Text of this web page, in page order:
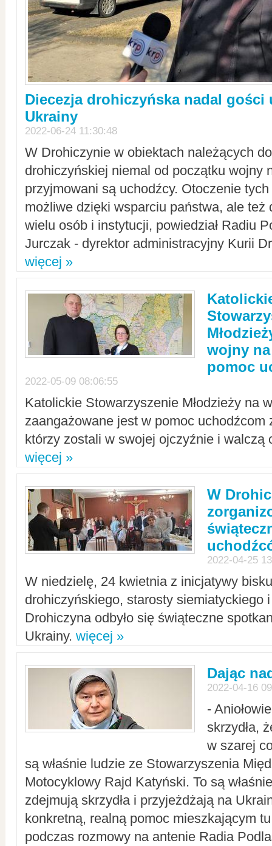
Diecezja drohiczyńska nadal gości
Ukrainy
2022-06-24 11:30:48
W Drohiczynie w obiektach należących
drohiczyńskiej niemal od początku wojny
przyjmowani są uchodźcy. Otoczenie
możliwe dzięki wsparciu państwa, ale też
wielu osób i instytucji, powiedział Radiu
Jurczak - dyrektor administracyjny Kurii
więcej »
wojny
pomoc
2022-05-09 08:06:55
Katolickie Stowarzyszenie Młodzieży na
zaangażowane jest w pomoc uchodźcom
którzy zostali w swojej ojczyźnie i walczą
więcej »
W
2022-04-25
W niedzielę, 24 kwietnia z inicjatywy
drohiczyńskiego, starosty siemiatyckiego
Drohiczyna odbyło się świąteczne
Ukrainy. więcej »
Dając
2022-04-16
-
skrzydła,
w szarej
są właśnie ludzie ze Stowarzyszenia
Motocyklowy Rajd Katyński. To są
zdejmują skrzydła i przyjeżdżają na
konkretną, realną pomoc mieszkającym
podczas rozmowy na antenie Radia